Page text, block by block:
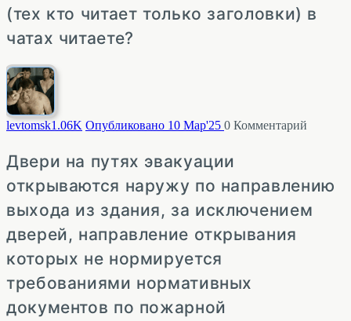
(тех кто читает только заголовки) в
чатах читаете?
levtomsk1.06K Опубликовано 10 Мар'25 0 Комментарий
Двери на путях эвакуации
открываются наружу по направлению
выхода из здания, за исключением
дверей, направление открывания
которых не нормируется
требованиями нормативных
документов по пожарной